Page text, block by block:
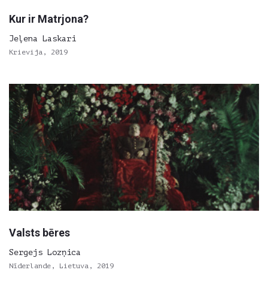
Kur ir Matrjona?
Jeļena Laskari
Krievija, 2019
Valsts bēres
Sergejs Lozņica
Nīderlande, Lietuva, 2019